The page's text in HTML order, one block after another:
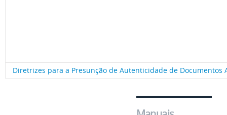
Diretrizes para a Presunção de Autenticidade de